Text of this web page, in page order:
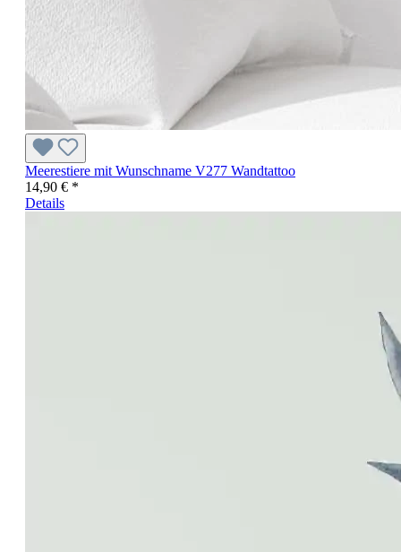
Meerestiere mit Wunschname V277 Wandtattoo
14,90 € *
Details